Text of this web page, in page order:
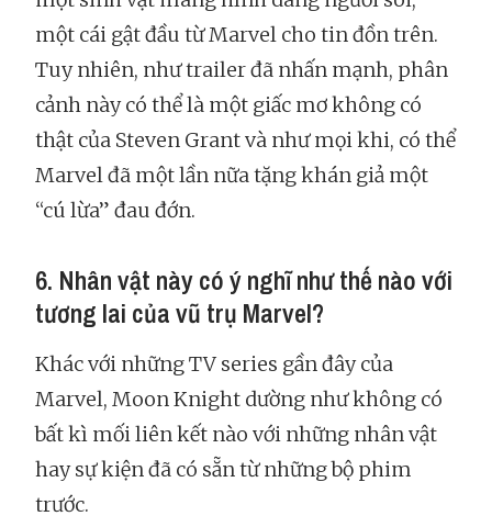
một cái gật đầu từ Marvel cho tin đồn trên.
Tuy nhiên, như trailer đã nhấn mạnh, phân
cảnh này có thể là một giấc mơ không có
thật của Steven Grant và như mọi khi, có thể
Marvel đã một lần nữa tặng khán giả một
“cú lừa” đau đớn.
6. Nhân vật này có ý nghĩ như thế nào với
tương lai của vũ trụ Marvel?
Khác với những TV series gần đây của
Marvel, Moon Knight dường như không có
bất kì mối liên kết nào với những nhân vật
hay sự kiện đã có sẵn từ những bộ phim
trước.